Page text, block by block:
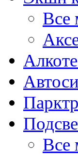
Все
Все